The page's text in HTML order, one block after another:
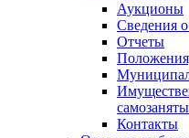
Аукционы
Сведения
Отчеты
Контакты